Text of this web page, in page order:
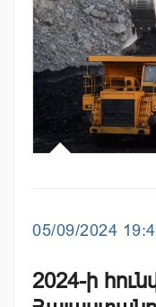
05/09/2024
2024-ի